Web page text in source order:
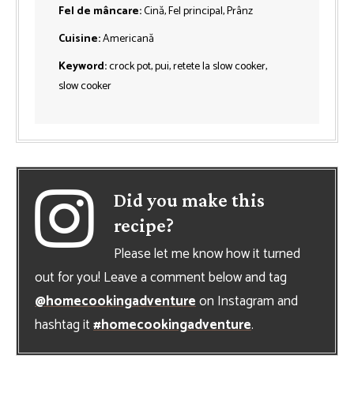
Fel de mâncare:Cină, Fel principal, Prânz
Cuisine:Americană
Keyword:crock pot, pui, retete la slow cooker,
slow cooker
Did you make this
recipe?
Please let me know how it turned
out for you! Leave a comment below and tag
@homecookingadventureon Instagram and
hashtag it#homecookingadventure.